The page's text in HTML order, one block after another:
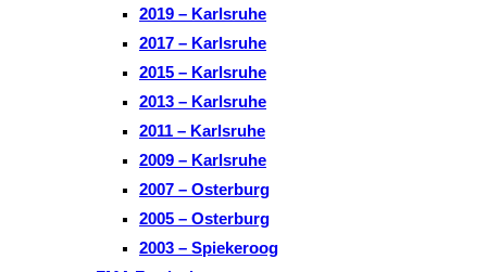
2019 – Karlsruhe
2017 – Karlsruhe
2015 – Karlsruhe
2013 – Karlsruhe
2011 – Karlsruhe
2009 – Karlsruhe
2007 – Osterburg
2005 – Osterburg
2003 – Spiekeroog